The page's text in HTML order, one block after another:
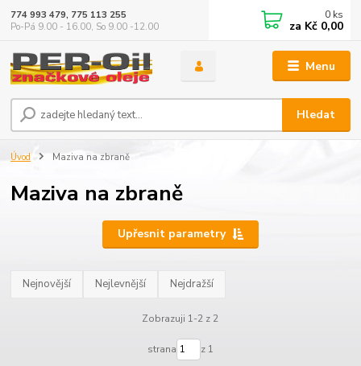
Menu
Hledat
774 993 479, 775 113 255
Po-Pá 9.00 - 16.00, So 9.00 -12.00
0 ks
za Kč 0,00
Úvod Maziva na zbraně
Maziva na zbraně
Upřesnit parametry
Nejnovější Nejlevnější Nejdražší
Zobrazuji 1-2 z 2
strana z 1